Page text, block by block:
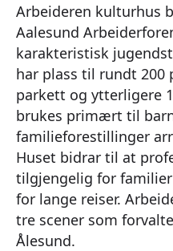
Arbeideren kulturhus
Aalesund
karakteristisk
har plass til rundt 200
parkett og ytterligere
brukes primært til
familieforestillinger
Huset bidrar til at
tilgjengelig for
for lange reiser.
tre scener som
Ålesund.